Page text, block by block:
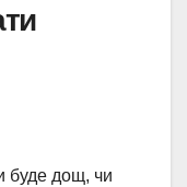
буде дощ, чи